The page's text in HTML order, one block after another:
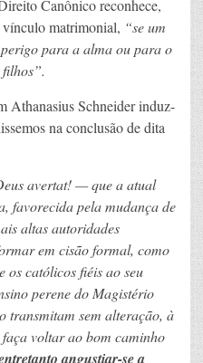
Canônico reconhece,
vínculo matrimonial, “se um
para a alma ou para o
Athanasius Schneider induz-
na conclusão de dita
avertat! — que a atual
favorecida pela mudança de
altas autoridades
em cisão formal, como
os católicos fiéis ao seu
perene do Magistério
transmitam sem alteração, à
voltar ao bom caminho
angustiar-se a